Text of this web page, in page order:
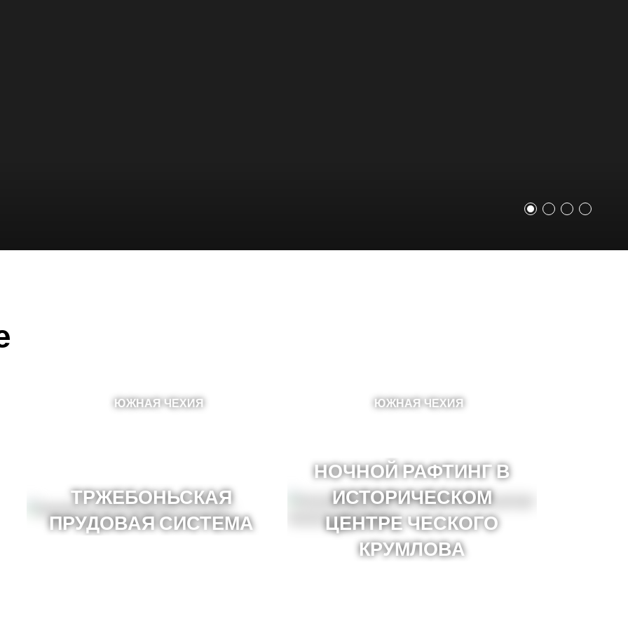
ЮЖНАЯ ЧЕХИЯ
ТРЖЕБОНЬСКАЯ
ПРУДОВАЯ СИСТЕМА
ЮЖНАЯ ЧЕХИЯ
НОЧНОЙ РАФТИНГ В
ИСТОРИЧЕСКОМ
ЦЕНТРЕ ЧЕСКОГО
КРУМЛОВА